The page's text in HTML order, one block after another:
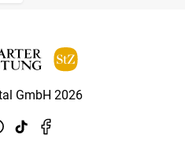
GmbH 2026